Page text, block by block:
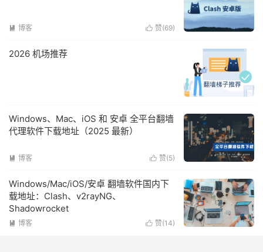
 赞(69)
 博客
2026 机场推荐
Windows、Mac、iOS 和 安卓 全平台翻墙
代理软件下载地址（2025 最新）
 赞(5)
 博客
Windows/Mac/iOS/安卓 翻墙软件国内下
载地址：Clash、v2rayNG、
Shadowrocket
 赞(14)
 博客